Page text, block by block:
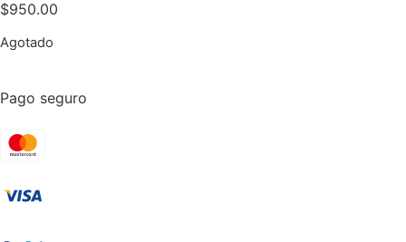
$950.00
Agotado
Pago seguro